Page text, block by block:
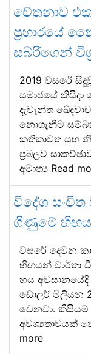
චේතනාව
ප්‍රහාරයේ
සබ්රිගෙන්
2019 වසරේ සිදුවූ
සමාජයේ
දැවැන්ත
නොගැනීම
කතිකාවත සහ
ප්‍රබලව
අමාත්‍ය Read
විදේශ
ගිණුමේ හිඟය
වසරේ දෙවන
හිඟයන් වාර්තා
හය අවසානයේදී
ඩොලර් මිලියන
වෙනවා.
අවශ්‍යතාවයක්
more